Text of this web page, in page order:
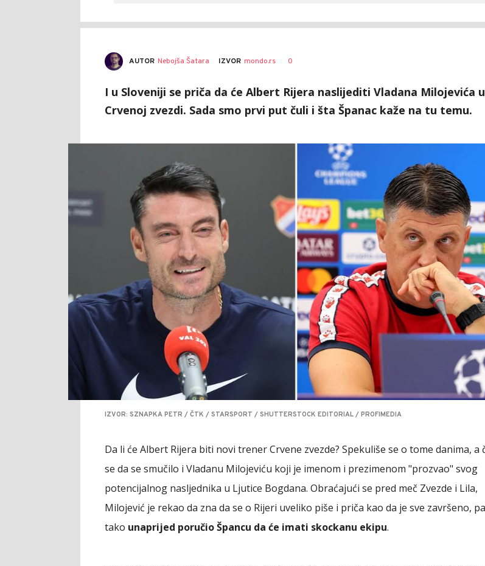
AUTOR Nebojša Šatara IZVOR mondo.rs 0
I u Sloveniji se priča da će Albert Rijera naslijediti Vladana Milojevića u
Crvenoj zvezdi. Sada smo prvi put čuli i šta Španac kaže na tu temu.
IZVOR: SZNAPKA PETR / ČTK / STARSPORT / SHUTTERSTOCK EDITORIAL / PROFIMEDIA
Da li će Albert Rijera biti novi trener Crvene zvezde? Spekuliše se o tome danima, a
se da se smučilo i Vladanu Milojeviću koji je imenom i prezimenom "prozvao" svog
potencijalnog nasljednika u Ljutice Bogdana. Obraćajući se pred meč Zvezde i Lila,
Milojević je rekao da zna da se o Rijeri uveliko piše i priča kao da je sve završeno,
tako unaprijed poručio Špancu da će imati skockanu ekipu.